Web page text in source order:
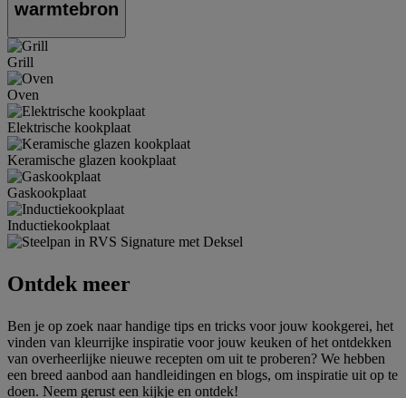
warmtebron
Grill
Oven
Elektrische kookplaat
Keramische glazen kookplaat
Gaskookplaat
Inductiekookplaat
Ontdek meer
Ben je op zoek naar handige tips en tricks voor jouw kookgerei, het
vinden van kleurrijke inspiratie voor jouw keuken of het ontdekken
van overheerlijke nieuwe recepten om uit te proberen? We hebben
een breed aanbod aan handleidingen en blogs, om inspiratie uit op te
doen. Neem gerust een kijkje en ontdek!